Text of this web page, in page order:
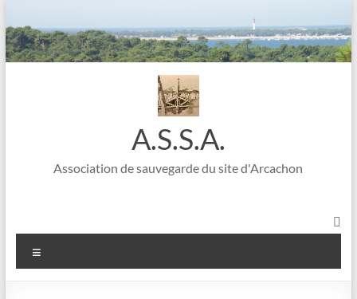
A.S.S.A.
Association de sauvegarde du site d'Arcachon